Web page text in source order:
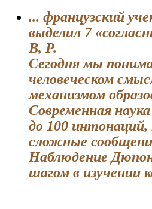
... французский
выделил 7
В, Р.
Сегодня мы
человеческом
механизмом
Современная
до 100 интонаций,
сложные
Наблюдение
шагом в